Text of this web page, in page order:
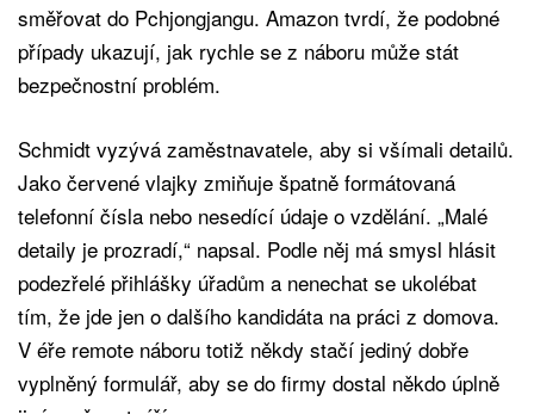
směřovat do Pchjongjangu. Amazon tvrdí, že podobné
případy ukazují, jak rychle se z náboru může stát
bezpečnostní problém.
Schmidt vyzývá zaměstnavatele, aby si všímali detailů.
Jako červené vlajky zmiňuje špatně formátovaná
telefonní čísla nebo nesedící údaje o vzdělání. „Malé
detaily je prozradí,“ napsal. Podle něj má smysl hlásit
podezřelé přihlášky úřadům a nenechat se ukolébat
tím, že jde jen o dalšího kandidáta na práci z domova.
V éře remote náboru totiž někdy stačí jediný dobře
vyplněný formulář, aby se do firmy dostal někdo úplně